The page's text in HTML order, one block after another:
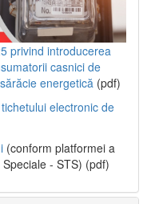
privind introducerea
casnici de
energetică (pdf)
electronic de
(conform platformei a
- STS) (pdf)